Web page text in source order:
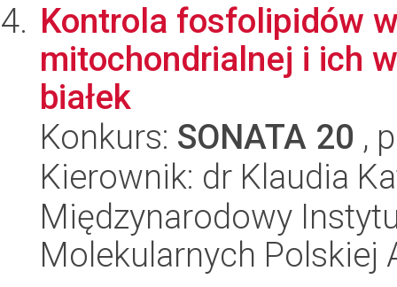
Kontrola fosfolipidów
mitochondrialnej i ich
białek
Konkurs: SONATA 20 ,
Kierownik: dr Klaudia
Międzynarodowy
Molekularnych Polskiej